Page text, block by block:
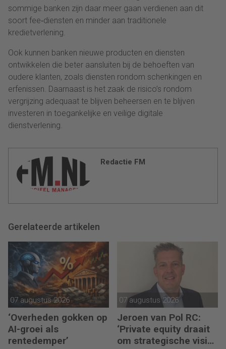
sommige banken zijn daar meer gaan verdienen aan dit
soort fee‑diensten en minder aan traditionele
kredietverlening.
Ook kunnen banken nieuwe producten en diensten
ontwikkelen die beter aansluiten bij de behoeften van
oudere klanten, zoals diensten rondom schenkingen en
erfenissen. Daarnaast is het zaak de risico’s rondom
vergrijzing adequaat te blijven beheersen en te blijven
investeren in toegankelijke en veilige digitale
dienstverlening.
Redactie FM
Gerelateerde artikelen
07 augustus 2026
‘Overheden gokken op
AI-groei als
rentedemper’
07 augustus 2026
Jeroen van Pol RC:
‘Private equity draait
om strategische visie